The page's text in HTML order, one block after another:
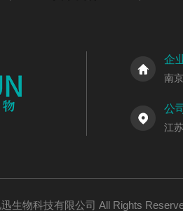
企
南
公
江
生物科技有限公司 All Rights